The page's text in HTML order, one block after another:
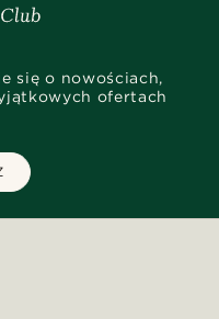
się o nowościach,
ofertach